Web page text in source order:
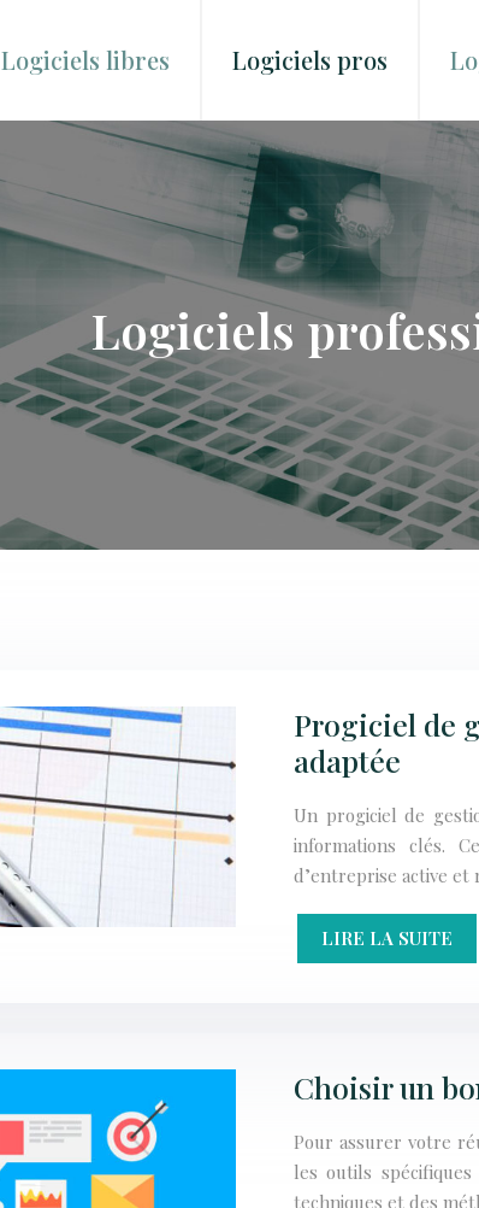
Logiciels libres Logiciels pros
Logiciels
Progiciel de
adaptée
Un progiciel de
informations clés.
d’entreprise active
LIRE LA SUITE
Choisir un
Pour assurer votre
les outils
techniques et des